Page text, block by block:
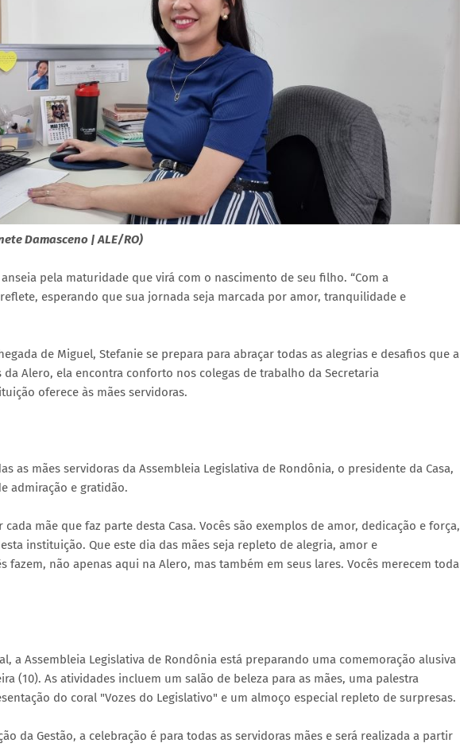
Damasceno | ALE/RO)
pela maturidade que virá com o nascimento de seu filho. “Com a
esperando que sua jornada seja marcada por amor, tranquilidade e
de Miguel, Stefanie se prepara para abraçar todas as alegrias e desafios que a
Alero, ela encontra conforto nos colegas de trabalho da Secretaria
oferece às mães servidoras.
as mães servidoras da Assembleia Legislativa de Rondônia, o presidente da Casa,
admiração e gratidão.
mãe que faz parte desta Casa. Vocês são exemplos de amor, dedicação e força,
instituição. Que este dia das mães seja repleto de alegria, amor e
não apenas aqui na Alero, mas também em seus lares. Vocês merecem toda
a Assembleia Legislativa de Rondônia está preparando uma comemoração alusiva
(10). As atividades incluem um salão de beleza para as mães, uma palestra
do coral "Vozes do Legislativo" e um almoço especial repleto de surpresas.
da Gestão, a celebração é para todas as servidoras mães e será realizada a partir